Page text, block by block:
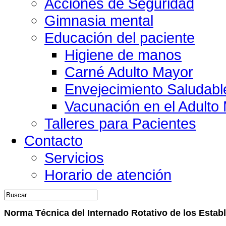
Gimnasia mental
Educación del paciente
Higiene de manos
Carné Adulto Mayor
Envejecimiento
Vacunación en el Adulto
Talleres para Pacientes
Contacto
Servicios
Horario de atención
Norma Técnica del Internado Rotativo de los